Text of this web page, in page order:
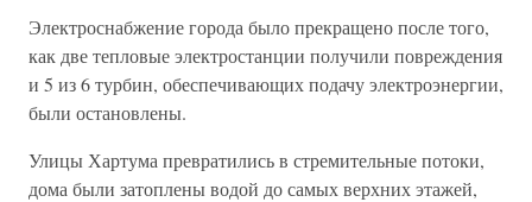
Электроснабжение города было прекращено после того,
как две тепловые электростанции получили повреждения
и 5 из 6 турбин, обеспечивающих подачу электроэнергии,
были остановлены.
Улицы Хартума превратились в стремительные потоки,
дома были затоплены водой до самых верхних этажей,